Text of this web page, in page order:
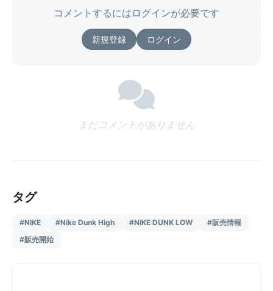
コメントするにはログインが必要です
新規登録 ログイン
まだコメントがありません
タグ
#NIKE #Nike Dunk High #NIKE DUNK LOW
#販売情報
#販売開始